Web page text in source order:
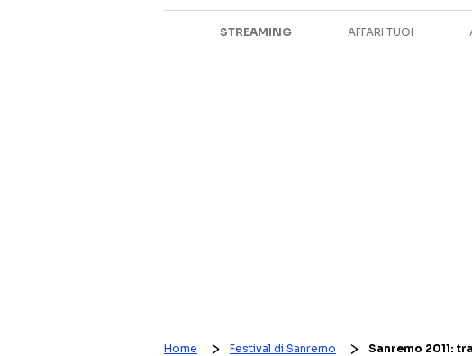
STREAMING AFFARI TUOI
Home Festival di Sanremo
Sanremo 2011: